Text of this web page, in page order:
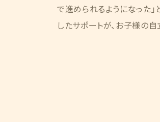
で進められるようになった
したサポートが、お子様の